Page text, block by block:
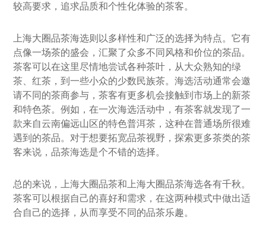
较高要求，追求品质和个性化体验的茶客。
上海大圈品茶海选则以多样性和广泛的选择为特点。它有
点像一场茶的盛会，汇聚了众多不同风格和价位的茶品。
茶客可以在这里尽情地尝试各种茶叶，从大众熟知的绿
茶、红茶，到一些小众的少数民族茶。海选活动通常会邀
请不同的茶商参与，茶客有更多机会接触到市场上的新茶
和特色茶。例如，在一次海选活动中，有茶客就发现了一
款来自云南偏远山区的特色普洱茶，这种在普通场所很难
遇到的茶品。对于想要拓宽品茶视野，探索更多茶类的茶
客来说，品茶海选是个不错的选择。
总的来说，上海大圈品茶和上海大圈品茶海选各有千秋。
茶客可以根据自己的喜好和需求，在这两种模式中做出适
合自己的选择，从而享受不同的品茶乐趣。